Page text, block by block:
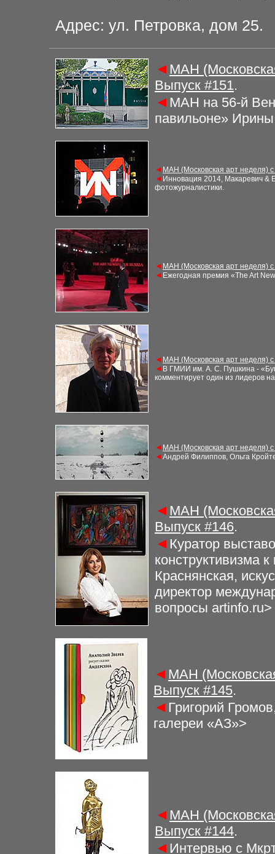
Адрес: ул. Петровка, дом 25.
◄ МАН
Выпуск #151.
◄ МАН на 56-й
павильоне»
◄ МАН (Московская арт неделя)
◄ Инновация 2014, Макаревич &
фотожурналистики.
◄ МАН (Московская арт неделя)
◄ Ежегодная премия «The Art
◄ МАН (Московская арт неделя)
◄ В ГМИИ им. А. С. Пушкина -
комментирует один из лидеров
◄ МАН (Московская арт неделя)
◄Андрей Филиппов, Ольга
◄ МАН
Выпуск #146.
◄ Куратор
конструктивизма
Краснянская,
директор
вопросы artinfo.ru>
◄ МАН
Выпуск #145.
◄ Григорий
галереи «АЗ»>
◄ МАН
Выпуск #144.
◄ Интервью с